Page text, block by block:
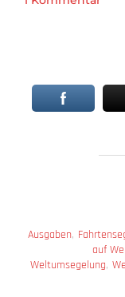
Ausgaben,
auf
Weltumsegelung,